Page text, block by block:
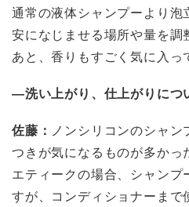
通常の液体シャンプーより泡
安になじませる場所や量を調
あと、香りもすごく気に入っ
―洗い上がり、仕上がりにつ
佐藤： ノンシリコンのシャ
つきが気になるものが多かっ
エティークの場合、シャンプ
すが、コンディショナーまで